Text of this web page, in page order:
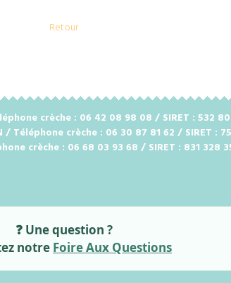
Retour
crèche : 06 42 08 98 08 / SIRET : 532
Téléphone crèche : 06 30 87 81 62 / SIRET :
crèche : 06 68 03 93 68 / SIRET : 831 328
❓ Une question ?
notre Foire Aux Questions